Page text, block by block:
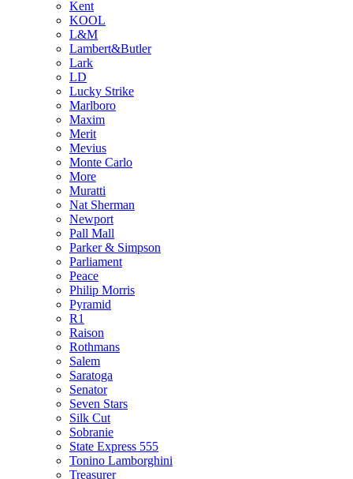
Kent
KOOL
L&M
Lambert&Butler
Lark
LD
Lucky Strike
Marlboro
Maxim
Merit
Mevius
Monte Carlo
More
Muratti
Nat Sherman
Newport
Pall Mall
Parker & Simpson
Parliament
Peace
Philip Morris
Pyramid
R1
Raison
Rothmans
Salem
Saratoga
Senator
Seven Stars
Silk Cut
Sobranie
State Express 555
Tonino Lamborghini
Treasurer